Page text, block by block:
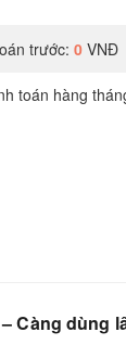
Càng dùng